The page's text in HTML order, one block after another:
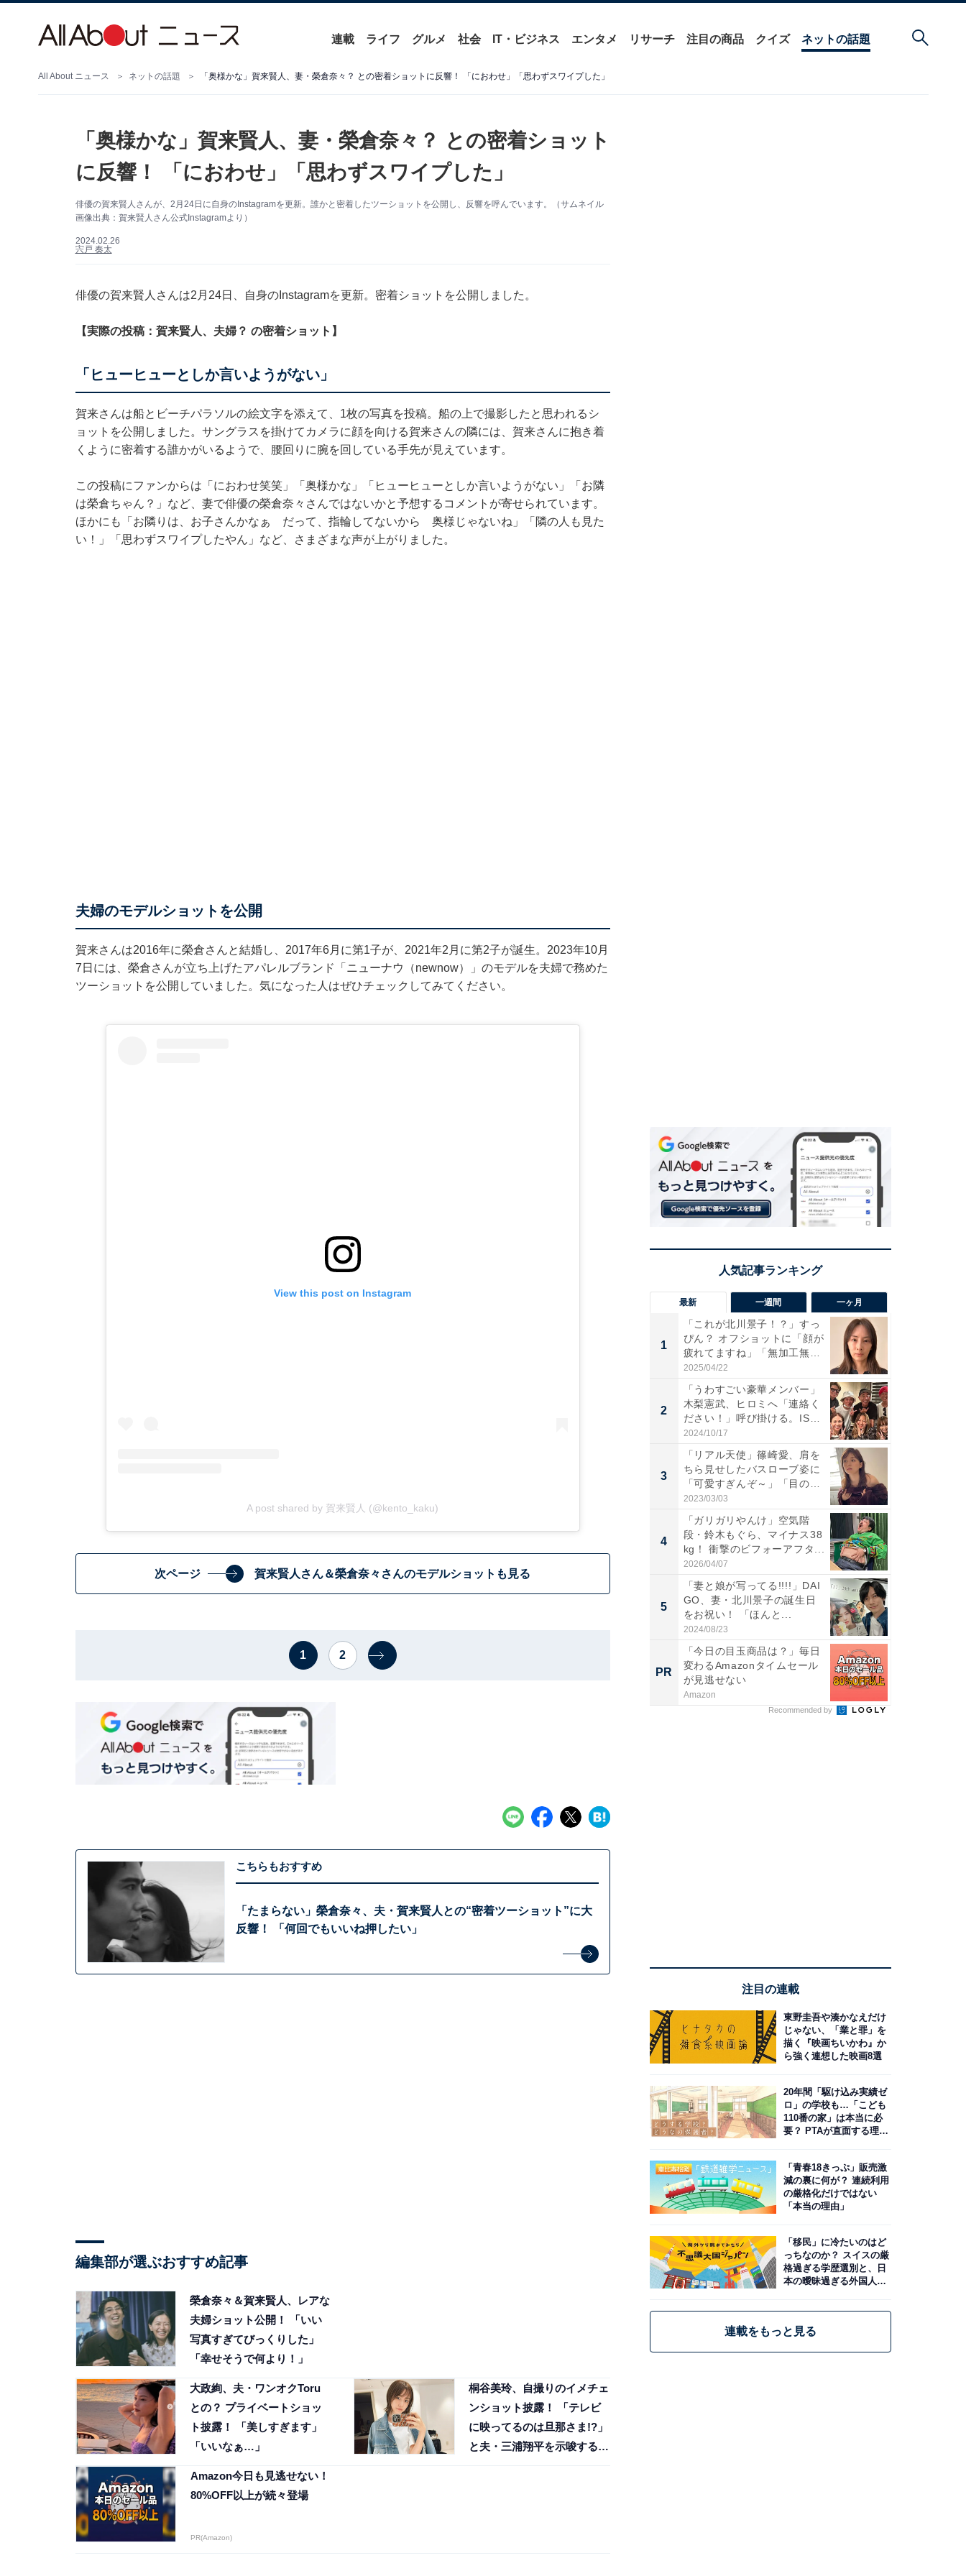
連載 ライフ グルメ 社会 IT・ビジネス エンタメ リサーチ 注目の商品 クイズ ネットの話題
All About ニュース ネットの話題 「奥様かな」賀来賢人、妻・榮倉奈々？ との密着ショットに反響！ 「におわせ」「思わずスワイプした」
「奥様かな」賀来賢人、妻・榮倉奈々？ との密着ショット
に反響！ 「におわせ」「思わずスワイプした」
俳優の賀来賢人さんが、2月24日に自身のInstagramを更新。誰かと密着したツーショットを公開し、反響を呼んでいます。（サムネイル
画像出典：賀来賢人さん公式Instagramより）
2024.02.26
宍戸 奏太
俳優の賀来賢人さんは2月24日、自身のInstagramを更新。密着ショットを公開しました。
【実際の投稿：賀来賢人、夫婦？ の密着ショット】
「ヒューヒューとしか言いようがない」
賀来さんは船とビーチパラソルの絵文字を添えて、1枚の写真を投稿。船の上で撮影したと思われるシ
ョットを公開しました。サングラスを掛けてカメラに顔を向ける賀来さんの隣には、賀来さんに抱き着
くように密着する誰かがいるようで、腰回りに腕を回している手先が見えています。
この投稿にファンからは「におわせ笑笑」「奥様かな」「ヒューヒューとしか言いようがない」「お隣
は榮倉ちゃん？」など、妻で俳優の榮倉奈々さんではないかと予想するコメントが寄せられています。
ほかにも「お隣りは、お子さんかなぁ だって、指輪してないから 奥様じゃないね」「隣の人も見た
い！」「思わずスワイプしたやん」など、さまざまな声が上がりました。
夫婦のモデルショットを公開
賀来さんは2016年に榮倉さんと結婚し、2017年6月に第1子が、2021年2月に第2子が誕生。2023年10月
7日には、榮倉さんが立ち上げたアパレルブランド「ニューナウ（newnow）」のモデルを夫婦で務めた
ツーショットを公開していました。気になった人はぜひチェックしてみてください。
View this post on Instagram
A post shared by 賀来賢人 (@kento_kaku)
次ページ 賀来賢人さん＆榮倉奈々さんのモデルショットも見る
1 2
こちらもおすすめ
「たまらない」榮倉奈々、夫・賀来賢人との“密着ツーショット”に大
反響！ 「何回でもいいね押したい」
編集部が選ぶおすすめ記事
榮倉奈々＆賀来賢人、レアな
夫婦ショット公開！ 「いい
写真すぎてびっくりした」
「幸せそうで何より！」
大政絢、夫・ワンオクToru
との？ プライベートショッ
ト披露！ 「美しすぎます」
「いいなぁ…」
桐谷美玲、自撮りのイメチェ
ンショット披露！ 「テレビ
に映ってるのは旦那さま!?」
と夫・三浦翔平を示唆する声
Amazon今日も見逃せない！
80%OFF以上が続々登場
PR(Amazon)
最新 一週間 一ヶ月
1
「これが北川景子！？」すっ
ぴん？ オフショットに「顔が
疲れてますね」「無加工無
表...
2025/04/22
2
「うわすごい豪華メンバー」
木梨憲武、ヒロミへ「連絡く
ださい！」呼び掛ける。IS
S...
2024/10/17
3
「リアル天使」篠崎愛、肩を
ちら見せしたバスローブ姿に
「可愛すぎんぞ～」「目の表
情...
2023/03/03
4
「ガリガリやんけ」空気階
段・鈴木もぐら、マイナス38
kg！ 衝撃のビフォーアフタ...
2026/04/07
5
「妻と娘が写ってる!!!!」DAI
GO、妻・北川景子の誕生日
をお祝い！ 「ほんと...
2024/08/23
PR
「今日の目玉商品は？」毎日
変わるAmazonタイムセール
が見逃せない
Amazon
Recommended by
注目の連載
東野圭吾や湊かなえだけ
じゃない、「業と罪」を
描く『映画ちいかわ』か
ら強く連想した映画8選
20年間「駆け込み実績ゼ
ロ」の学校も…「こども
110番の家」は本当に必
要？ PTAが直面する理想
「青春18きっぷ」販売激
減の裏に何が？ 連続利用
の厳格化だけではない
「本当の理由」
「移民」に冷たいのはど
っちなのか？ スイスの厳
格過ぎる学歴選別と、日
本の曖昧過ぎる外国人政
連載をもっと見る